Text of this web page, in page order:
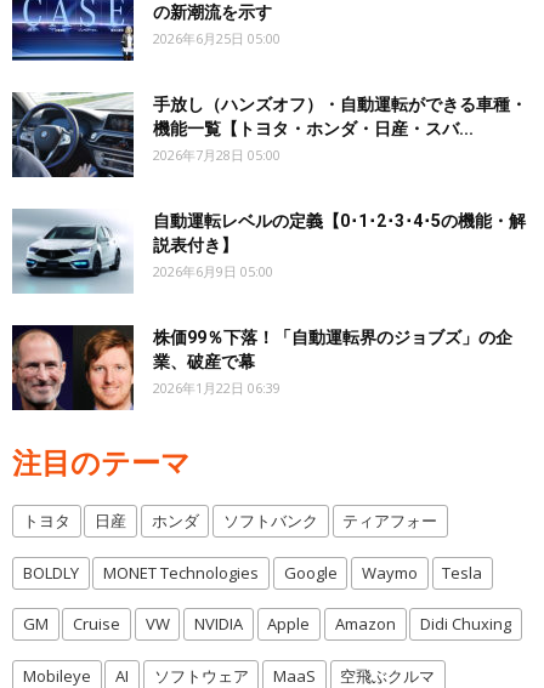
の新潮流を示す
2026年6月25日 05:00
手放し（ハンズオフ）・自動運転ができる車種・
機能一覧【トヨタ・ホンダ・日産・スバ...
2026年7月28日 05:00
自動運転レベルの定義【0･1･2･3･4･5の機能・解
説表付き】
2026年6月9日 05:00
株価99％下落！「自動運転界のジョブズ」の企
業、破産で幕
2026年1月22日 06:39
注目のテーマ
トヨタ 日産 ホンダ ソフトバンク ティアフォー
BOLDLY MONET Technologies Google Waymo Tesla
GM Cruise VW NVIDIA Apple Amazon Didi Chuxing
Mobileye AI ソフトウェア MaaS 空飛ぶクルマ